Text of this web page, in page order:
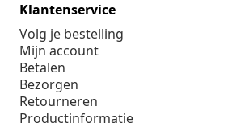
Klantenservice
Volg je bestelling
Mijn account
Betalen
Bezorgen
Retourneren
Productinformatie